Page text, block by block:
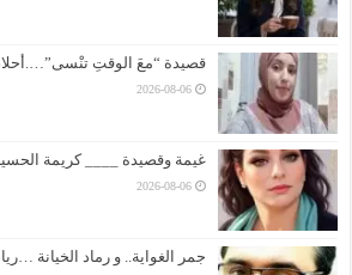
قصيدة “معَ الوقتِ
2026-08-06
غيمة وقصيدة ____ كريمة
2026-08-06
جمر الغواية.. و رماد الخيانة